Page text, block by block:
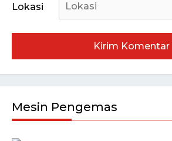
Lokasi
Mesin Pengemas